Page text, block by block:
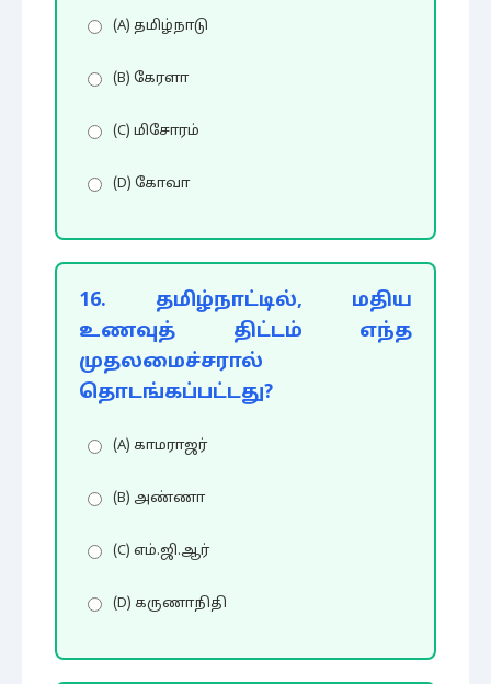
(A) தமிழ்நாடு
(B) கேரளா
(C) மிசோரம்
(D) கோவா
16. தமிழ்நாட்டில், மதிய
உணவுத் திட்டம் எந்த
முதலமைச்சரால்
தொடங்கப்பட்டது?
(A) காமராஜர்
(B) அண்ணா
(C) எம்.ஜி.ஆர்
(D) கருணாநிதி